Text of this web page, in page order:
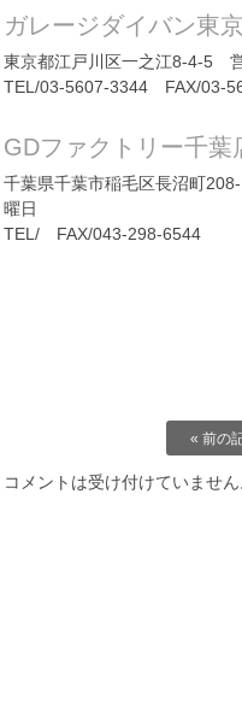
ガレージダイバン東
東京都江戸川区一之江8-4-5
TEL/03-5607-3344 FAX/03-
GDファクトリー千葉
千葉県千葉市稲毛区長沼町
曜日
TEL/ FAX/043-298-6544
« 前の
コメントは受け付けていませ